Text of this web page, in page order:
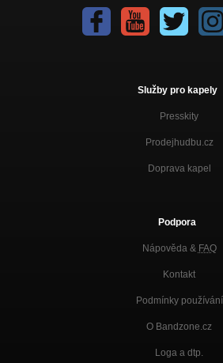
Služby pro kapely
Presskity
Prodejhudbu.cz
Doprava kapel
Podpora
Nápověda & FAQ
Kontakt
Podmínky používání
O Bandzone.cz
Loga a dtp.